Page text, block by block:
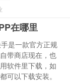
在哪里
是一款官方正规
带商店现在，也
软件里下载，如
可以下载安装。